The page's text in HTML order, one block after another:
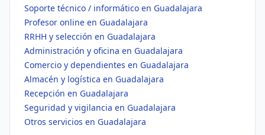
Soporte técnico / informático en Guadalajara
Profesor online en Guadalajara
RRHH y selección en Guadalajara
Administración y oficina en Guadalajara
Comercio y dependientes en Guadalajara
Almacén y logística en Guadalajara
Recepción en Guadalajara
Seguridad y vigilancia en Guadalajara
Otros servicios en Guadalajara